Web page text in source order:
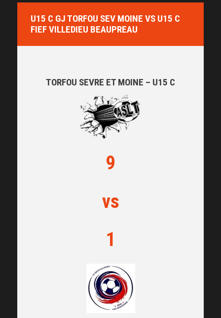
U15 C GJ TORFOU SEV MOINE VS U15 C
FIEF VILLEDIEU BEAUPREAU
TORFOU SEVRE ET MOINE – U15 C
9
vs
1